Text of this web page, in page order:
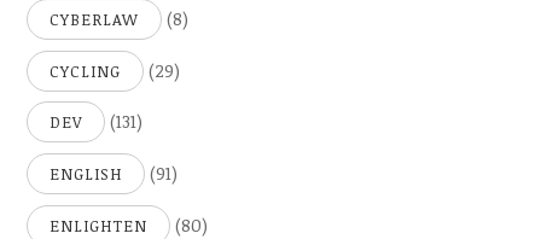
CYBERLAW (8)
CYCLING (29)
DEV (131)
ENGLISH (91)
ENLIGHTEN (80)